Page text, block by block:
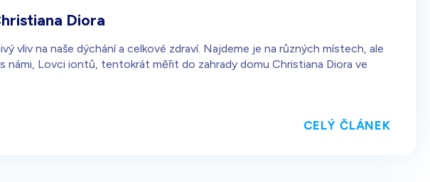
Diora
vliv na naše dýchání a celkové zdraví. Najdeme je na různých místech, ale
námi, Lovci iontů, tentokrát měřit do zahrady domu Christiana Diora ve
CELÝ ČLÁNEK